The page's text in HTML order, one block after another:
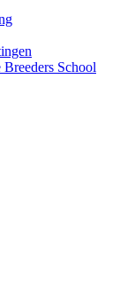
School